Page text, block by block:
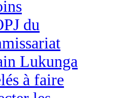
du
Lukunga
à faire